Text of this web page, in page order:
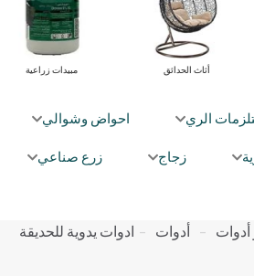
أثاث الحدائق مستلزمات الري
الري احواض وشوالي
زجاج زرع صناعي
- أدوات - ادوات يدوية للحديقة